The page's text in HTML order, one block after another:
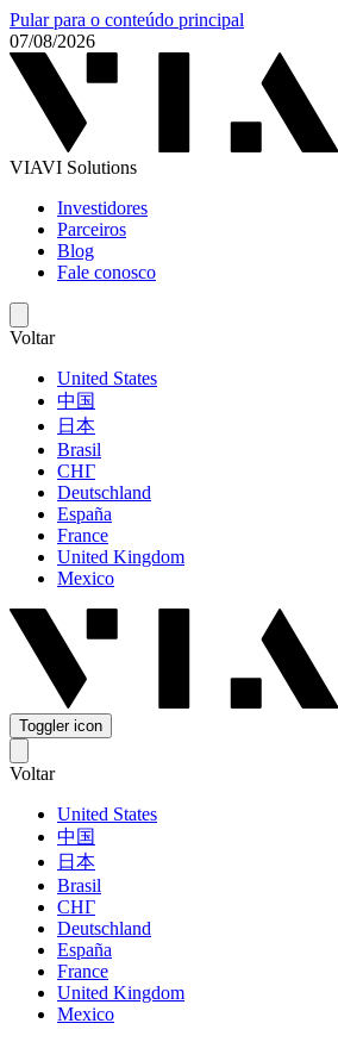
Pular para o conteúdo principal
07/08/2026
VIAVI Solutions
Investidores
Parceiros
Blog
Fale conosco
Voltar
United States
中国
日本
Brasil
СНГ
Deutschland
España
France
United Kingdom
Mexico
Toggler icon
Voltar
United States
中国
日本
Brasil
СНГ
Deutschland
España
France
United Kingdom
Mexico